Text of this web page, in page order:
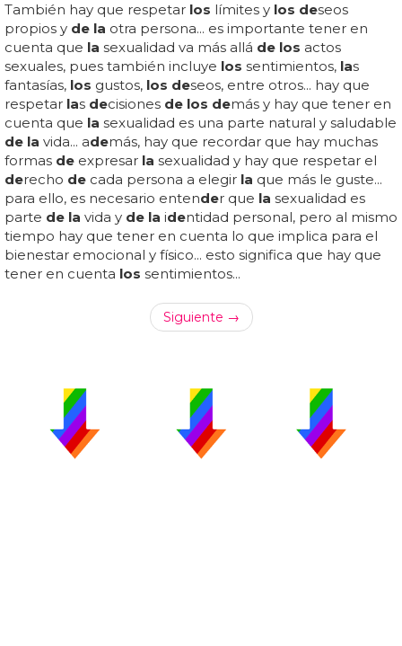
También hay que respetar los límites y los deseos
propios y de la otra persona... es importante tener en
cuenta que la sexualidad va más allá de los actos
sexuales, pues también incluye los sentimientos, las
fantasías, los gustos, los deseos, entre otros... hay que
respetar las decisiones de los demás y hay que tener en
cuenta que la sexualidad es una parte natural y saludable
de la vida... además, hay que recordar que hay muchas
formas de expresar la sexualidad y hay que respetar el
derecho de cada persona a elegir la que más le guste...
para ello, es necesario entender que la sexualidad es
parte de la vida y de la identidad personal, pero al mismo
tiempo hay que tener en cuenta lo que implica para el
bienestar emocional y físico... esto significa que hay que
tener en cuenta los sentimientos...
Siguiente →